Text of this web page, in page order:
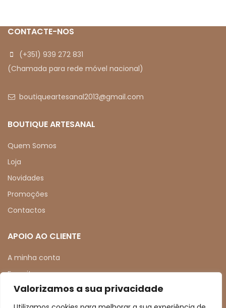
Valorizamos a sua privacidade
CONTACTE-NOS
(+351) 939 272 831
(Chamada para rede móvel nacional)
boutiqueartesanal2013@gmail.com
BOUTIQUE ARTESANAL
Quem Somos
Loja
Novidades
Promoções
Contactos
APOIO AO CLIENTE
A minha conta
Favoritos
Comparar
Política de Privacidade